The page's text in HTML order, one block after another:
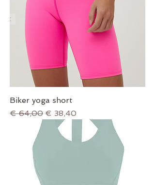
Biker yoga short
Normale prijs
€ 64,00 Verkoopprijs
€ 38,40